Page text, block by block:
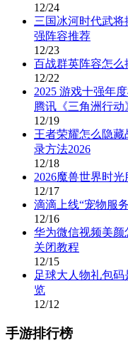
12/24
三国冰河时代武
强阵容推荐
12/23
百战群英阵容怎么
12/22
2025 游戏十强年
腾讯《三角洲行动
12/19
王者荣耀怎么隐
录方法2026
12/18
2026魔兽世界时
12/17
滴滴上线“宠物服
12/16
华为微信视频美颜
关闭教程
12/15
足球大人物礼包
览
12/12
手游排行榜